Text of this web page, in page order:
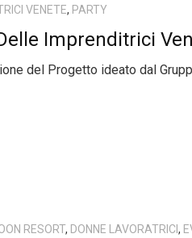
VENETE, PARTY
Imprenditrici
del Progetto ideato dal
RESORT, DONNE LAVORATRICI ,